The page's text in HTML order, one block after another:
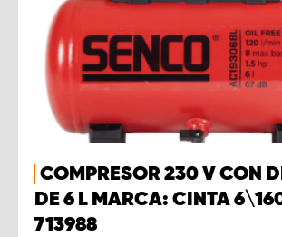
COMPRESOR 230 V CON
DE 6 L MARCA: CINTA
713988